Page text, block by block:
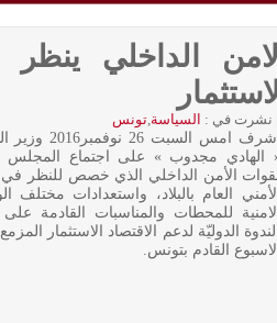
الداخلي
نشرت في : السياسة,تونس
أشرف امس السبت 26
الهادي مجدوب » على اجتماع المجلس
الأمن الداخلي الذي خصص للنظر في
الأمني العام بالبلاد، واستعدادات مختلف
الامنية للمحطات والمناسبات القادمة
الندوة الدوليّة لدعم الاقتصاد الاستثمار
الاسبوع القادم بتونس.